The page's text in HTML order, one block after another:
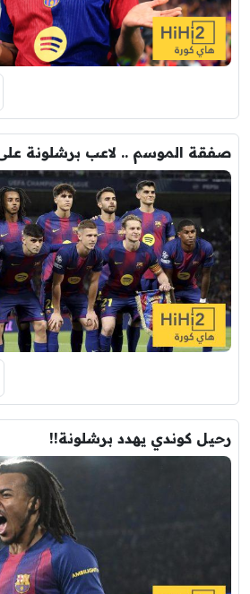
صفقة الموسم .. لاعب برشلونة
رحيل كوندي يهدد برشلونة!!